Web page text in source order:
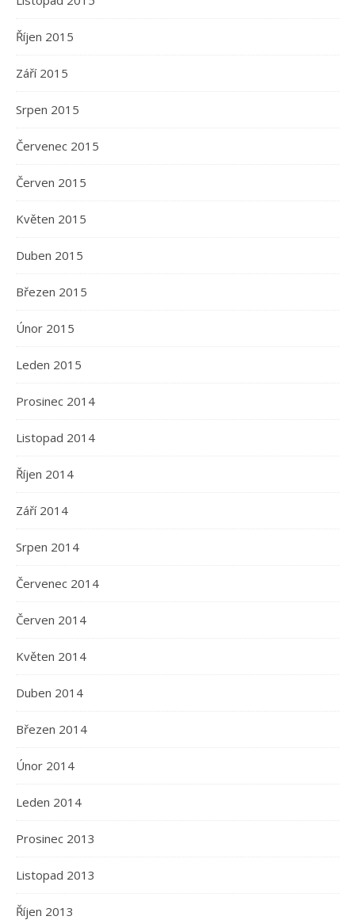
Říjen 2015
Září 2015
Srpen 2015
Červenec 2015
Červen 2015
Květen 2015
Duben 2015
Březen 2015
Únor 2015
Leden 2015
Prosinec 2014
Listopad 2014
Říjen 2014
Září 2014
Srpen 2014
Červenec 2014
Červen 2014
Květen 2014
Duben 2014
Březen 2014
Únor 2014
Leden 2014
Prosinec 2013
Listopad 2013
Říjen 2013